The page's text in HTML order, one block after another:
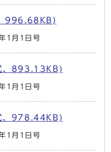
996.68KB)
1月1日号
、893.13KB)
1月1日号
、978.44KB)
1月1日号